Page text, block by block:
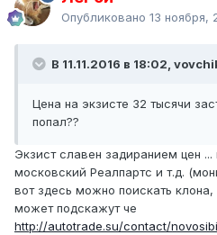
Опубликовано 13 ноября,
В 11.11.2016 в 18:02,
Цена на экзисте 32 тысячи
попал??
Экзист славен задиранием цен
московский Реалпартс и т.д.
вот здесь можно поискать
может подскажут че
http://autotrade.su/contact/